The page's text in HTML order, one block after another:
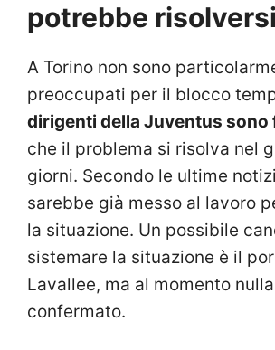
potrebbe
A Torino non sono
preoccupati per il blocco
dirigenti della Juventus sono
che il problema si risolva nel
giorni. Secondo le ultime
sarebbe già messo al lavoro
la situazione. Un possibile
sistemare la situazione è il
Lavallee, ma al momento
confermato.